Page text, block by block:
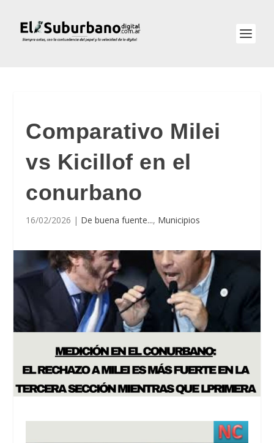
Comparativo Milei
vs Kicillof en el
conurbano
16/02/2026 | De buena fuente..., Municipios